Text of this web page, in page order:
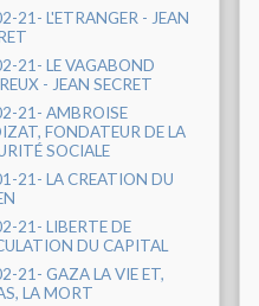
21- L'ETRANGER - JEAN
21- LE VAGABOND
- JEAN SECRET
21- AMBROISE
FONDATEUR DE LA
SOCIALE
21- LA CREATION DU
21- LIBERTE DE
DU CAPITAL
21- GAZA LA VIE ET,
LA MORT